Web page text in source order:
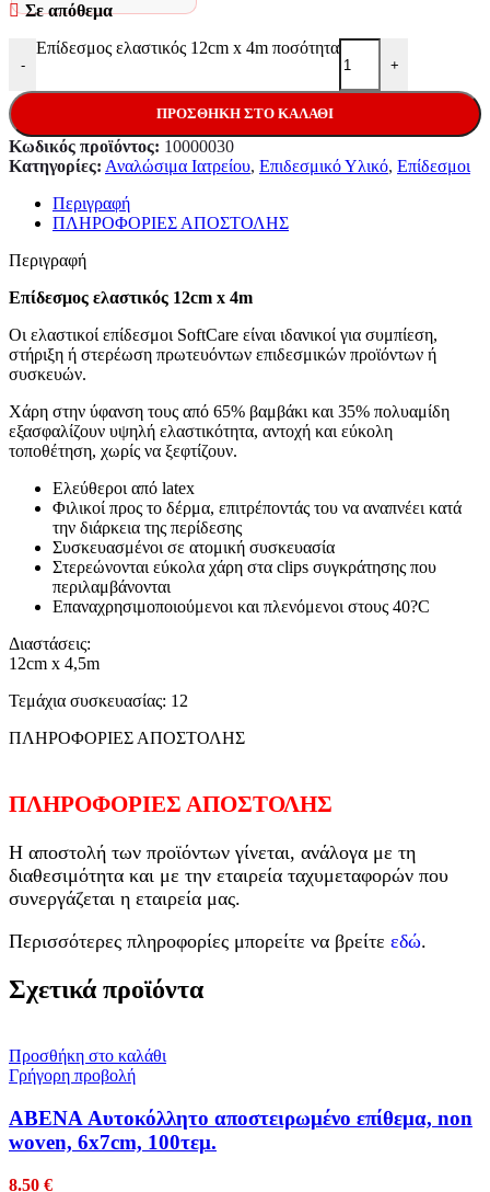
Σε απόθεμα
-
Επίδεσμος ελαστικός 12cm x 4m ποσότητα
+
ΠΡΟΣΘΉΚΗ ΣΤΟ ΚΑΛΆΘΙ
Κωδικός προϊόντος: 10000030
Κατηγορίες: Αναλώσιμα Ιατρείου, Επιδεσμικό Υλικό, Επίδεσμοι
Περιγραφή
ΠΛΗΡΟΦΟΡΙΕΣ ΑΠΟΣΤΟΛΗΣ
Περιγραφή
Επίδεσμος ελαστικός 12cm x 4m
Οι ελαστικοί επίδεσμοι SoftCare είναι ιδανικοί για συμπίεση,
στήριξη ή στερέωση πρωτευόντων επιδεσμικών προϊόντων ή
συσκευών.
Χάρη στην ύφανση τους από 65% βαμβάκι και 35% πολυαμίδη
εξασφαλίζουν υψηλή ελαστικότητα, αντοχή και εύκολη
τοποθέτηση, χωρίς να ξεφτίζουν.
Ελεύθεροι από latex
Φιλικοί προς το δέρμα, επιτρέποντάς του να αναπνέει κατά
την διάρκεια της περίδεσης
Συσκευασμένοι σε ατομική συσκευασία
Στερεώνονται εύκολα χάρη στα clips συγκράτησης που
περιλαμβάνονται
Επαναχρησιμοποιούμενοι και πλενόμενοι στους 40?C
Διαστάσεις:
12cm x 4,5m
Τεμάχια συσκευασίας: 12
ΠΛΗΡΟΦΟΡΙΕΣ ΑΠΟΣΤΟΛΗΣ
ΠΛΗΡΟΦΟΡΙΕΣ ΑΠΟΣΤΟΛΗΣ
Η αποστολή των προϊόντων γίνεται, ανάλογα με τη
διαθεσιμότητα και με την εταιρεία ταχυμεταφορών που
συνεργάζεται η εταιρεία μας.
Περισσότερες πληροφορίες μπορείτε να βρείτε εδώ.
Σχετικά προϊόντα
Προσθήκη στο καλάθι
Γρήγορη προβολή
ABENA Αυτοκόλλητο αποστειρωμένο επίθεμα, non
woven, 6x7cm, 100τεμ.
8.50 €